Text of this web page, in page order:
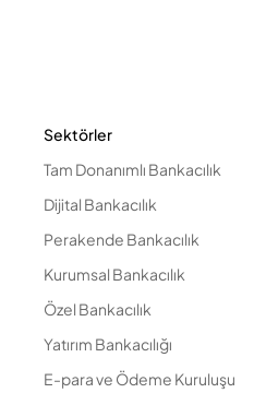
Sektörler
Tam Donanımlı Bankacılık
Dijital Bankacılık
Perakende Bankacılık
Kurumsal Bankacılık
Özel Bankacılık
Yatırım Bankacılığı
E-para ve Ödeme Kuruluşu